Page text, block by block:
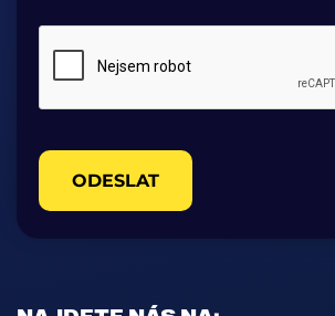
ODESLAT